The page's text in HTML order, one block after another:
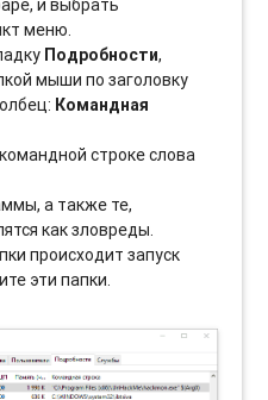
и выбрать
меню.
Подробности,
мыши по заголовку
Командная
строке слова
а также те,
как зловреды.
происходит запуск
эти папки.